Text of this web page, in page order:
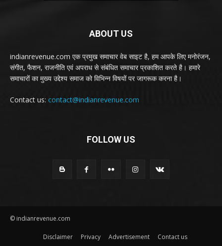
ABOUT US
indianrevenue.com एक प्रमुख समाचार वेब साइट है, हम आपके लिए मनोरंजन,
संगीत, फैशन, राजनीति एवं अपराध से संबंधित समाचार प्रकाशित करते है। हमारे
समाचारों का मुख्य उद्देश्य समाज को विभिन्न विषयों पर जागरूक करना है।
Contact us: contact@indianrevenue.com
FOLLOW US
© indianrevenue.com
Disclaimer Privacy Advertisement Contact us